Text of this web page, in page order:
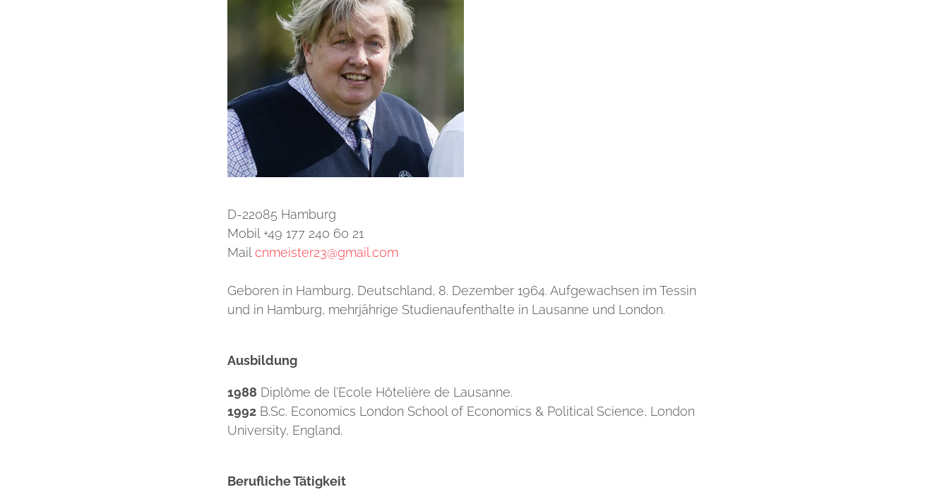
D-22085 Hamburg
Mobil +49 177 240 60 21
Mail cnmeister23 gmail.com
Geboren in Hamburg, Deutschland, 8. Dezember 1964. Aufgewachsen im Tessin
und in Hamburg, mehrjährige Studienaufenthalte in Lausanne und London.
Ausbildung
1988 Diplôme de l’Ecole Hôtelière de Lausanne.
1992 B.Sc. Economics London School of Economics & Political Science, London
University, England.
Berufliche Tätigkeit